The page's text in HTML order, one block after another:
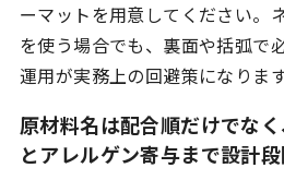
ーマットを用意してください。
を使う場合でも、裏面や括弧で
運用が実務上の回避策になります
原材料名は配合順だけでな
とアレルゲン寄与まで設計